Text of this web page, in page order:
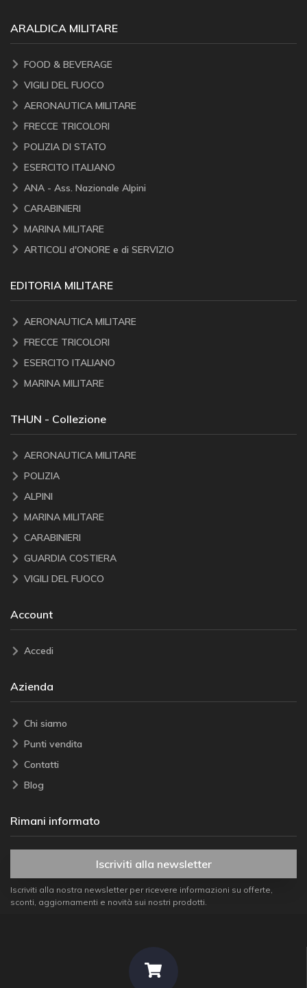
ARALDICA MILITARE
FOOD & BEVERAGE
VIGILI DEL FUOCO
AERONAUTICA MILITARE
FRECCE TRICOLORI
POLIZIA DI STATO
ESERCITO ITALIANO
ANA - Ass. Nazionale Alpini
CARABINIERI
MARINA MILITARE
ARTICOLI d'ONORE e di SERVIZIO
EDITORIA MILITARE
AERONAUTICA MILITARE
FRECCE TRICOLORI
ESERCITO ITALIANO
MARINA MILITARE
THUN - Collezione
AERONAUTICA MILITARE
POLIZIA
ALPINI
MARINA MILITARE
CARABINIERI
GUARDIA COSTIERA
VIGILI DEL FUOCO
Account
Accedi
Azienda
Chi siamo
Punti vendita
Contatti
Blog
Rimani informato
Iscriviti alla newsletter
Iscriviti alla nostra newsletter per ricevere informazioni su offerte,
sconti, aggiornamenti e novità sui nostri prodotti.